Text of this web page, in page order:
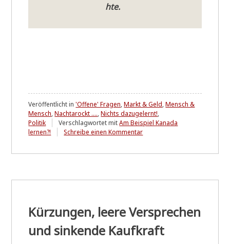
h­te.
Veröffentlicht in'Offene' Fragen,Markt & Geld,Mensch &
Mensch,Nachtarockt ....,Nichts dazugelernt!,
Politik
Verschlagwortet mitAm Beispiel Kanada
lernen?!
Schreibe einen Kommentarzu
"Politik
werden
kann
wenn
Kürzungen, leere Versprechen
und sinkende Kaufkraft